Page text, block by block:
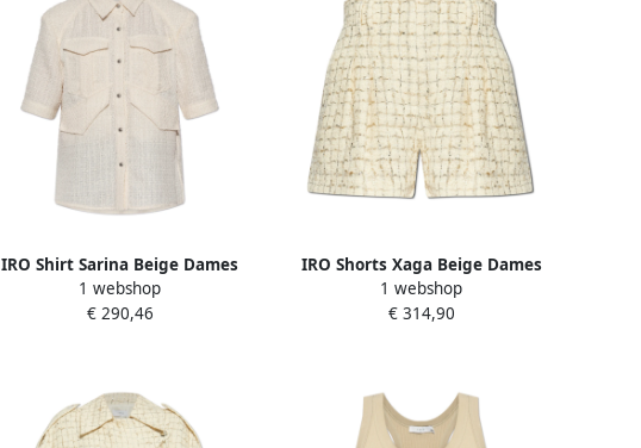
IRO Shirt Sarina Beige Dames
1 webshop
€ 290,46
IRO Shorts Xaga Beige Dames
1 webshop
€ 314,90